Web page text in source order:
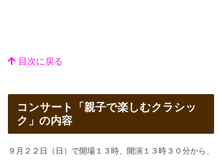
目次に戻る
コンサート「親子で楽しむクラシッ
ク」の内容
９月２２日（日）で開場１３時、開演１３時３０分から、